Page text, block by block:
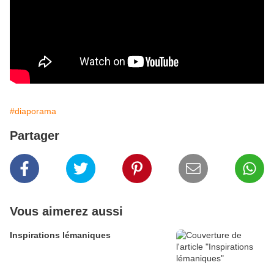
#diaporama
Partager
Vous aimerez aussi
Inspirations lémaniques